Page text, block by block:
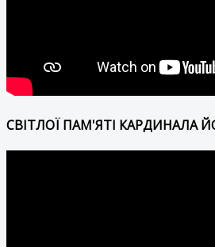
СВІТЛОЇ ПАМ'ЯТІ КАРДИНАЛА